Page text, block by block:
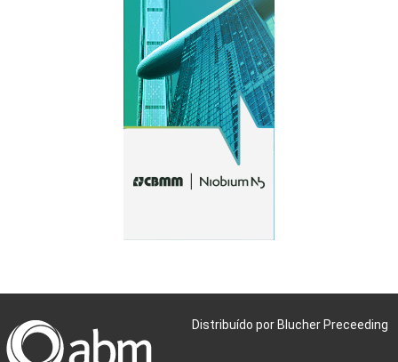
Distribuído por Blucher Preceeding